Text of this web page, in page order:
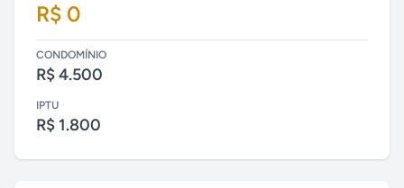
R$ 0
CONDOMÍNIO
R$ 4.500
IPTU
R$ 1.800